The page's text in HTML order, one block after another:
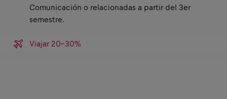
Comunicación o relacionadas a partir del 3er
semestre.
Viajar 20-30%